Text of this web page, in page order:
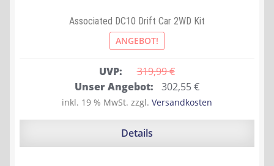
Associated DC10 Drift Car 2WD Kit
ANGEBOT!
UVP: 319,99 €
Ursprünglicher
Preis
war:
Unser Angebot: 302,55€Aktueller
Preis
ist:
inkl. 19 % MwSt. zzgl. Versandkosten
Details